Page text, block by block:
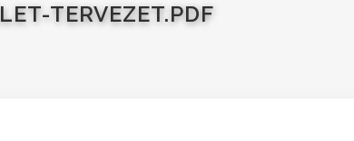
TERVEZET.PDF